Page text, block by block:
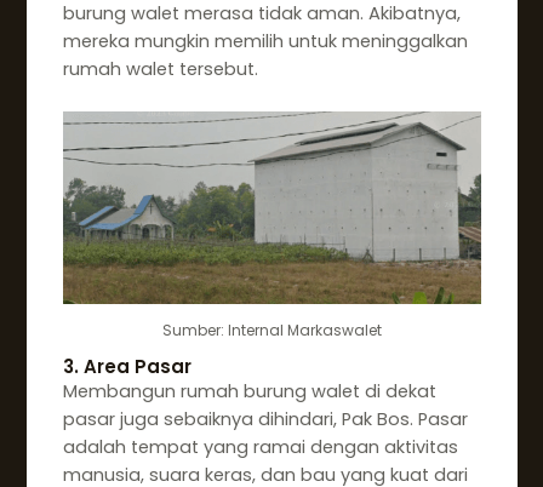
burung walet merasa tidak aman. Akibatnya,
mereka mungkin memilih untuk meninggalkan
rumah walet tersebut.
Sumber: Internal Markaswalet
3. Area Pasar
Membangun rumah burung walet di dekat
pasar juga sebaiknya dihindari, Pak Bos. Pasar
adalah tempat yang ramai dengan aktivitas
manusia, suara keras, dan bau yang kuat dari